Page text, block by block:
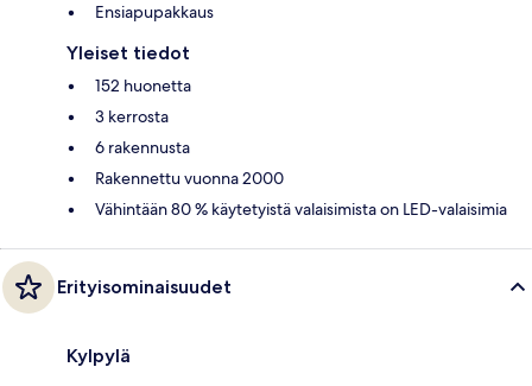
Ensiapupakkaus
Yleiset tiedot
152 huonetta
3 kerrosta
6 rakennusta
Rakennettu vuonna 2000
Vähintään 80 % käytetyistä valaisimista on LED-valaisimia
Erityisominaisuudet
Kylpylä